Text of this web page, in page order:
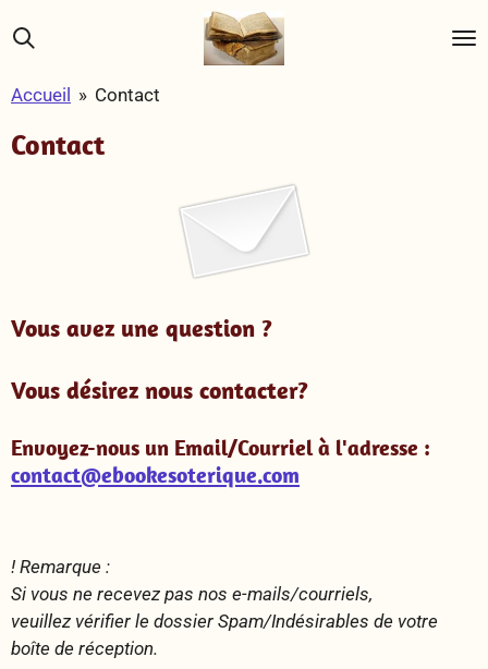
Passer
au
principal
Accueil » Contact
Contact
Vous avez une question ?
Vous désirez nous contacter?
Envoyez-nous un Email/Courriel à l'adresse :
contact@ebookesoterique.com
! Remarque :
Si vous ne recevez pas nos e-mails/courriels,
veuillez vérifier le dossier Spam/Indésirables de votre
boîte de réception.